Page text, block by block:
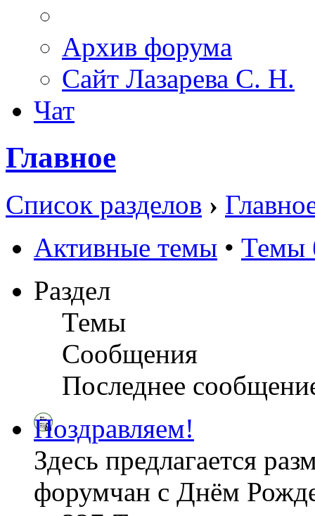
Архив форума
Сайт Лазарева С. Н.
Чат
Главное
Список разделов ›
Активные темы • Темы
Раздел
Темы
Сообщения
Последнее
Поздравляем!
Здесь предлагается
форумчан с Днём